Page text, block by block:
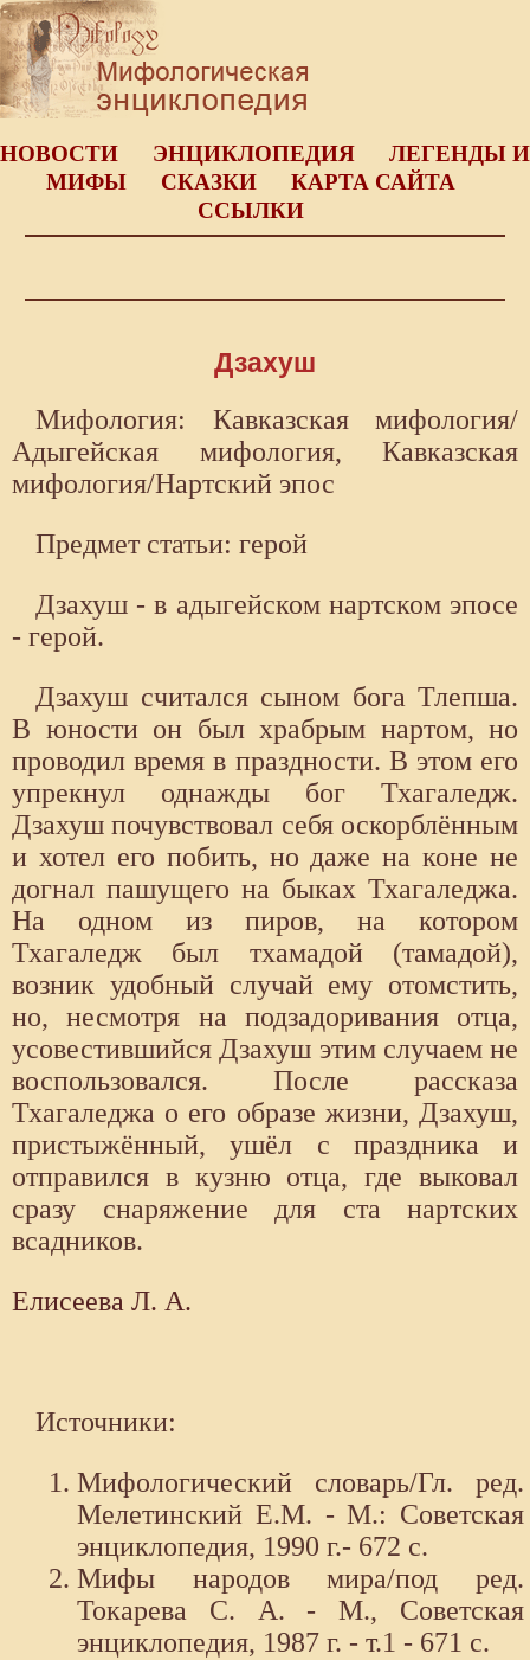
НОВОСТИ ЭНЦИКЛОПЕДИЯ
ЛЕГЕНДЫ И
МИФЫ
СКАЗКИ
КАРТА САЙТА
ССЫЛКИ
Дзахуш
Мифология: Кавказская мифология/
Адыгейская мифология, Кавказская
мифология/Нартский эпос
Предмет статьи: герой
Дзахуш - в адыгейском нартском эпосе
- герой.
Дзахуш считался сыном бога Тлепша.
В юности он был храбрым нартом, но
проводил время в праздности. В этом его
упрекнул однажды бог Тхагаледж.
Дзахуш почувствовал себя оскорблённым
и хотел его побить, но даже на коне не
догнал пашущего на быках Тхагаледжа.
На одном из пиров, на котором
Тхагаледж был тхамадой (тамадой),
возник удобный случай ему отомстить,
но, несмотря на подзадоривания отца,
усовестившийся Дзахуш этим случаем не
воспользовался. После рассказа
Тхагаледжа о его образе жизни, Дзахуш,
пристыжённый, ушёл с праздника и
отправился в кузню отца, где выковал
сразу снаряжение для ста нартских
всадников.
Елисеева Л. А.
Источники:
Мифологический словарь/Гл. ред.
Мелетинский Е.М. - М.: Советская
энциклопедия, 1990 г.- 672 с.
Мифы народов мира/под ред.
Токарева С. А. - М., Советская
энциклопедия, 1987 г. - т.1 - 671 с.